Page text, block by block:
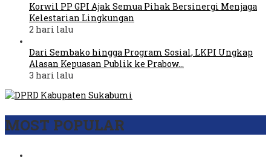
Korwil PP GPI Ajak Semua Pihak Bersinergi Menjaga
Kelestarian Lingkungan
2 hari lalu
Dari Sembako hingga Program Sosial, LKPI Ungkap
Alasan Kepuasan Publik ke Prabow…
3 hari lalu
MOST POPULAR